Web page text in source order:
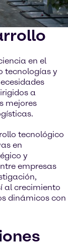
en el
tecnologías y
a
mejores
tecnológico
en
y
empresas
al crecimiento
dinámicos con